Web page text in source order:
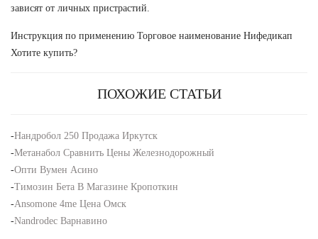
зависят от личных пристрастий.
Инструкция по применению Торговое наименование Нифедикап
Хотите купить?
ПОХОЖИЕ СТАТЬИ
-Нандробол 250 Продажа Иркутск
-Метанабол Сравнить Цены Железнодорожный
-Опти Вумен Асино
-Tимозин Бета В Магазине Кропоткин
-Ansomone 4me Цена Омск
-Nandrodec Варнавино